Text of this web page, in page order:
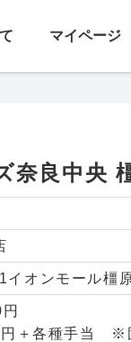
マイページ
奈良中央
オンモール橿
円＋各種手当